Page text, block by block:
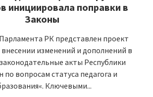
инициировала поправки в
Законы
РК представлен проект
изменений и дополнений в
акты Республики
по вопросам статуса педагога и
Ключевыми...